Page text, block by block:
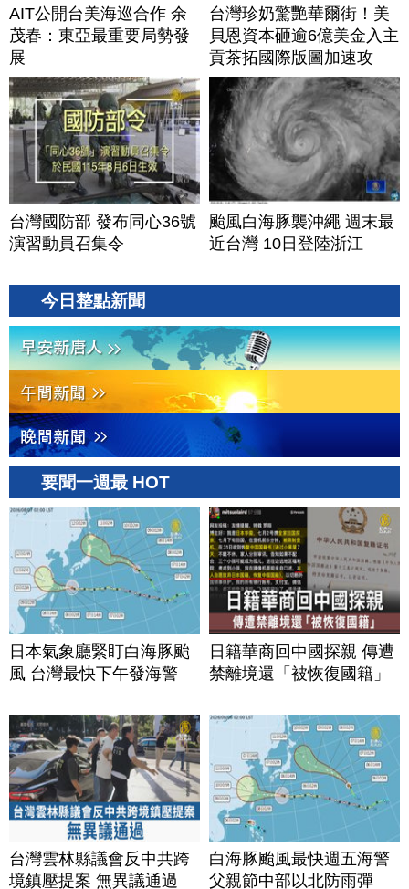
AIT公開台美海巡合作 余
茂春：東亞最重要局勢發
展
台灣珍奶驚艷華爾街！美
貝恩資本砸逾6億美金入主
貢茶拓國際版圖加速攻
美？｜#財經新聞｜
20260806(四)
台灣國防部 發布同心36號
演習動員召集令
颱風白海豚襲沖繩 週末最
近台灣 10日登陸浙江
今日整點新聞
要聞一週最 HOT
日本氣象廳緊盯白海豚颱
風 台灣最快下午發海警
日籍華商回中國探親 傳遭
禁離境還「被恢復國籍」
台灣雲林縣議會反中共跨
境鎮壓提案 無異議通過
白海豚颱風最快週五海警
父親節中部以北防雨彈